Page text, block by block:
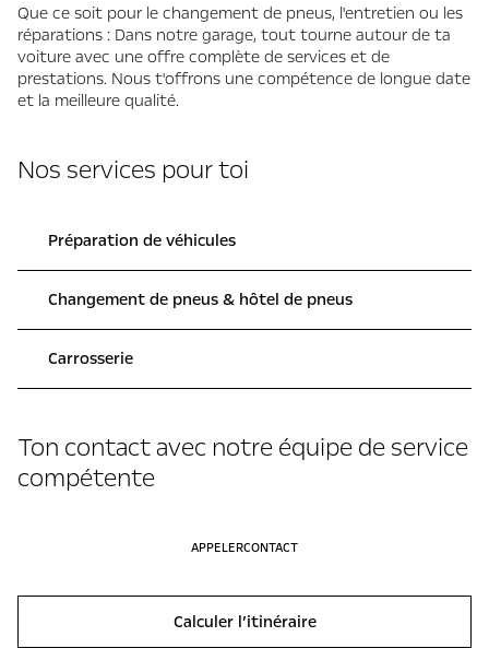
Que ce soit pour le changement de pneus, l'entretien ou les
réparations : Dans notre garage, tout tourne autour de ta
voiture avec une offre complète de services et de
prestations. Nous t'offrons une compétence de longue date
et la meilleure qualité.
Nos services pour toi
Préparation de véhicules
Changement de pneus & hôtel de pneus
Carrosserie
Ton contact avec notre équipe de service
compétente
APPELERCONTACT
Calculer l’itinéraire